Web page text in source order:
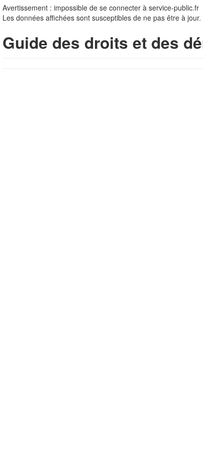
Avertissement : impossible de se connecter à service-public.fr
Les données affichées sont susceptibles de ne pas être à
Guide des droits et des